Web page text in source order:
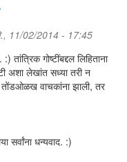
प्रक्रियेत त्यांनी फलाच्या
(ही फंक्शन्स् कशी बदलतात,
आहे. एखाद्या फलाची
तिचा उपयोग होतो.
तुमच्या विशिष्ट बिंदूकडे
किमती कुठे कन्वर्ज होतात,
लिमिट काढणे होय. जर फलाचा
फलाचा इनपुट थोडासा
याचा हा अभ्यास आहे.
11/02/2014 - 17:45
गोष्टींबद्दल लिहिताना
अशा लेखांत सध्या तरी न
वाचकांना झाली, तर
धन्यवाद. :)